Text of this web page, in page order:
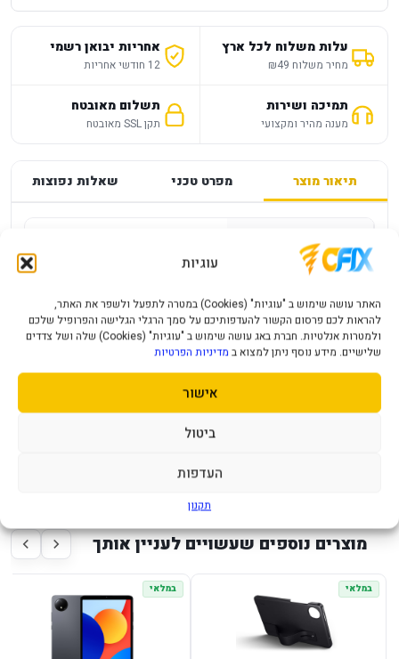
עוגיות
האתר עושה שימוש ב "עוגיות" (Cookies) במטרה לתפעל ולשפר את האתר,
להראות לכם פרסום הקשור להעדפותיכם על סמך הרגלי הגלישה והפרופיל שלכם
ולמטרות אנלטיות. חברת באג עושה שימוש ב "עוגיות" (Cookies) שלה ושל צדדים
שלישיים. מידע נוסף ניתן למצוא ב מדיניות הפרטיות
אישור
ביטול
העדפות
תקנון
עלות משלוח לכל ארץ
מחיר משלוח ₪49
אחריות יבואן רשמי
12 חודשי אחריות
תמיכה ושירות
מענה מהיר ומקצועי
תשלום מאובטח
תקן SSL מאובטח
תיאור מוצר מפרט טכני שאלות נפוצות
כיסוי סיליקון לטאבלט Redmi pad SE 11
כיסוי סיליקון TPU עמיד בפני זעזועים: עשוי מפולימר ייחודי וקל
משקל
מתחבר בקלות ומגן על הטאבלט שלכם מפני שריטות, חבורות
בזכות עיצוב חכם תקבלו הגנה מלאה על כל נקודות התורפה של
מוצרים נוספים שעשויים לעניין אותך
במלאי במלאי